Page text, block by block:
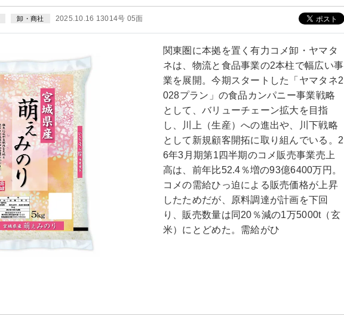
卸・商社 2025.10.16 13014号 05面
関東圏に本拠を置く有力コメ卸・ヤマタ
ネは、物流と食品事業の2本柱で幅広い事
業を展開。今期スタートした「ヤマタネ2
028プラン」の食品カンパニー事業戦略
として、バリューチェーン拡大を目指
し、川上（生産）への進出や、川下戦略
として新規顧客開拓に取り組んでいる。2
6年3月期第1四半期のコメ販売事業売上
高は、前年比52.4％増の93億6400万円。
コメの需給ひっ迫による販売価格が上昇
したためだが、原料調達が計画を下回
り、販売数量は同20％減の1万5000t（玄
米）にとどめた。需給がひ